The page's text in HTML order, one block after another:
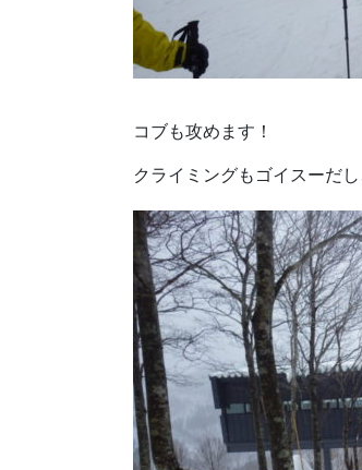
コブも攻めます！
クライミングもゴイスーだ